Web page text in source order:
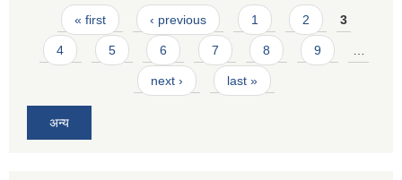
Pages
« first ‹ previous 1 2 3
4 5 6 7 8 9 …
next › last »
अन्य